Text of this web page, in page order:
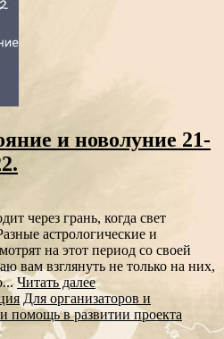
и новолуние 21-
через грань, когда свет
астрологические и
на этот период со своей
вам взглянуть не только на них,
Читать далее
Для организаторов и
помощь в развитии проекта